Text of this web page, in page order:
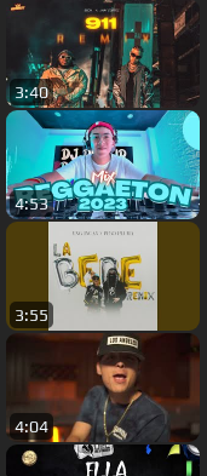
3:40
4:53
3:55
4:04